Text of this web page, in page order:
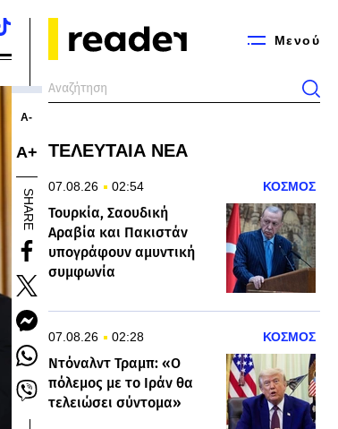
Μενού
Α-
Α+
SHARE
ΤΕΛΕΥΤΑΙΑ ΝΕΑ
07.08.26 02:54 ΚΟΣΜΟΣ
Τουρκία, Σαουδική
Αραβία και Πακιστάν
υπογράφουν αμυντική
συμφωνία
07.08.26 02:28 ΚΟΣΜΟΣ
Ντόναλντ Τραμπ: «Ο
πόλεμος με το Ιράν θα
τελειώσει σύντομα»